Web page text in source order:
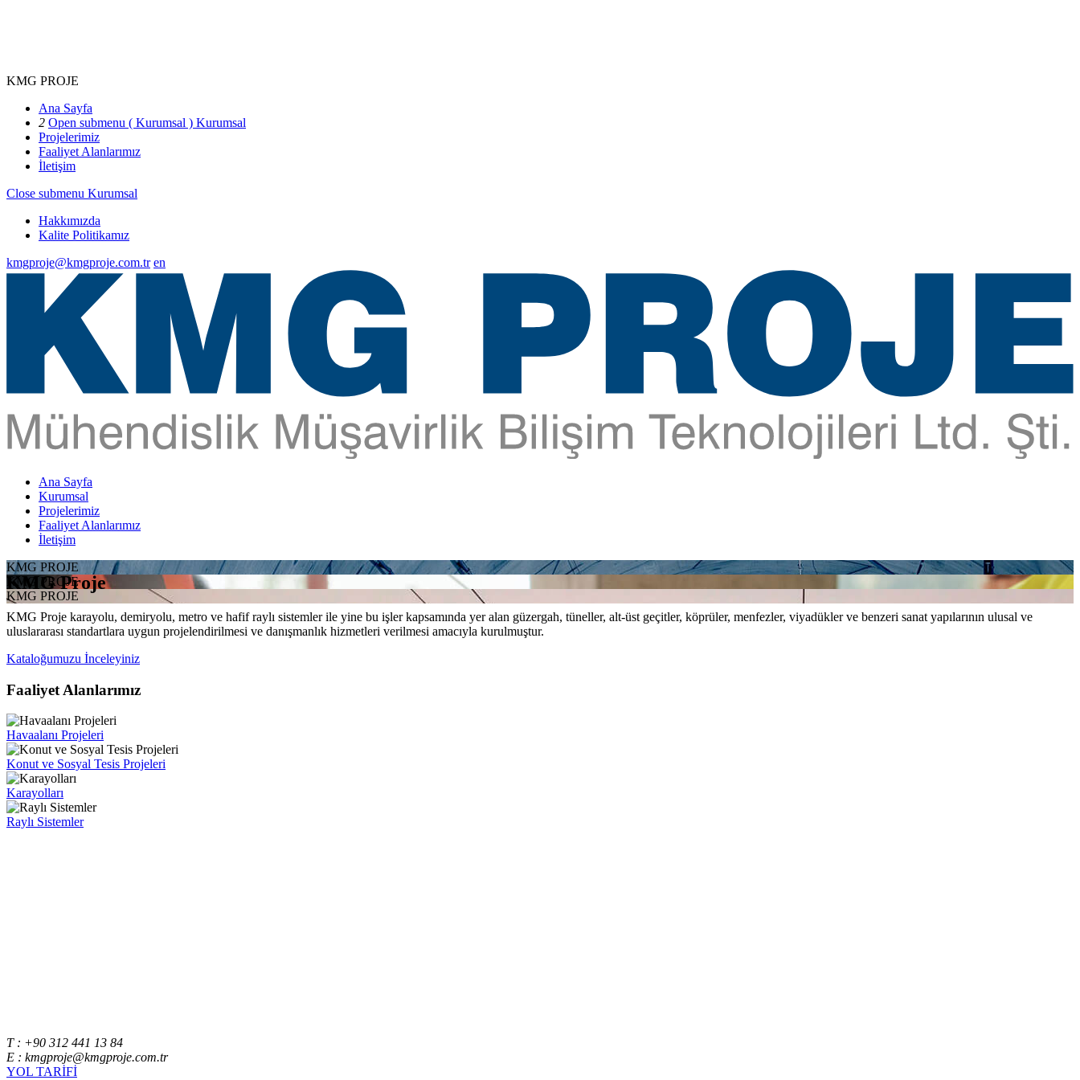
KMG PROJE
Ana Sayfa
2 Open submenu ( Kurumsal ) Kurumsal
Projelerimiz
Faaliyet Alanlarımız
İletişim
Close submenu Kurumsal
Hakkımızda
Kalite Politikamız
kmgproje@kmgproje.com.tr en
Ana Sayfa
Kurumsal
Projelerimiz
Faaliyet Alanlarımız
İletişim
KMG PROJE
KMG PROJE
KMG PROJE
KMG Proje
KMG Proje karayolu, demiryolu, metro ve hafif raylı sistemler ile yine bu işler kapsamında yer alan güzergah, tüneller, alt-üst geçitler, köprüler, menfezler, viyadükler ve benzeri sanat yapılarının ulusal ve
uluslararası standartlara uygun projelendirilmesi ve danışmanlık hizmetleri verilmesi amacıyla kurulmuştur.
Kataloğumuzu İnceleyiniz
Faaliyet Alanlarımız
Havaalanı Projeleri
Konut ve Sosyal Tesis Projeleri
Karayolları
Raylı Sistemler
T : +90 312 441 13 84
E : kmgproje@kmgproje.com.tr
YOL TARİFİ